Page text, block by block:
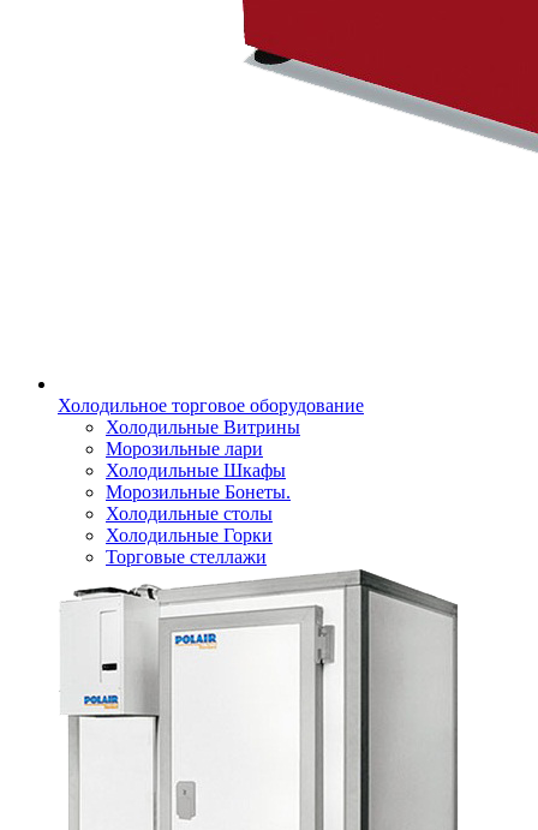
Холодильное торговое оборудование
Холодильные Витрины
Морозильные лари
Холодильные Шкафы
Морозильные Бонеты.
Холодильные столы
Холодильные Горки
Торговые стеллажи